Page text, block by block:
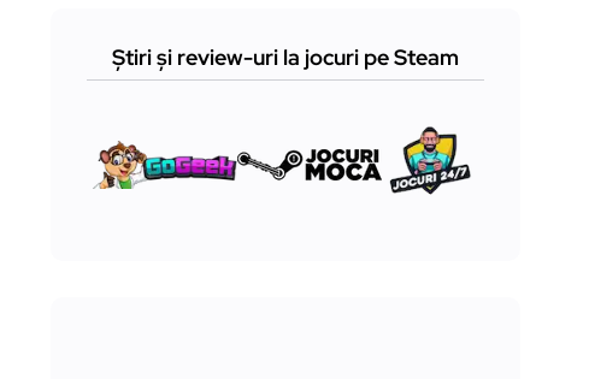
Știri și review-uri la jocuri pe Steam